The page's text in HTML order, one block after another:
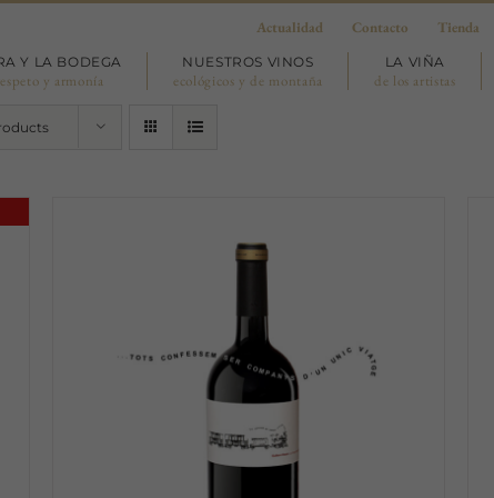
Actualidad Contacto Tienda
Y LA BODEGA
y armonía
NUESTROS VINOS
ecológicos y de montaña
LA VIÑA
de los artistas